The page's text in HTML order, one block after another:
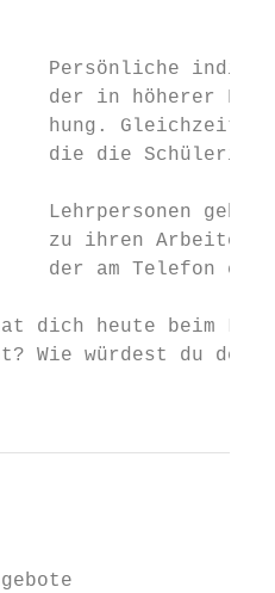
Persönliche
der in höherer
hung.
die die
Lehrpersonen geben
ihren Arbeiten.
der am Telefon
dich heute beim
Wie würdest du